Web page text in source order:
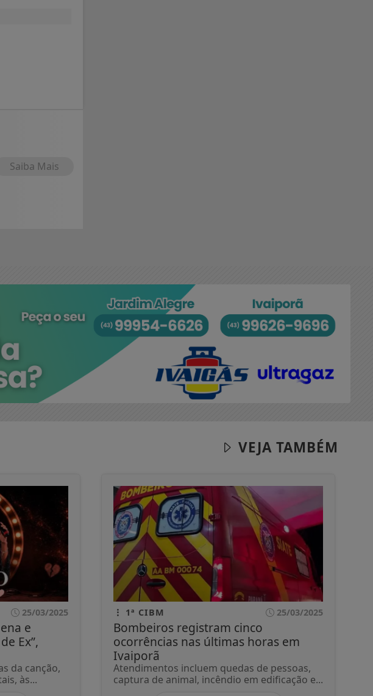
Saiba Mais
VEJA TAMBÉM
25/03/2025
e
Ex”,
da canção,
às...
1ª CIBM 25/03/2025
Bombeiros registram cinco
ocorrências nas últimas horas em
Ivaiporã
Atendimentos incluem quedas de pessoas,
captura de animal, incêndio em edificação e...